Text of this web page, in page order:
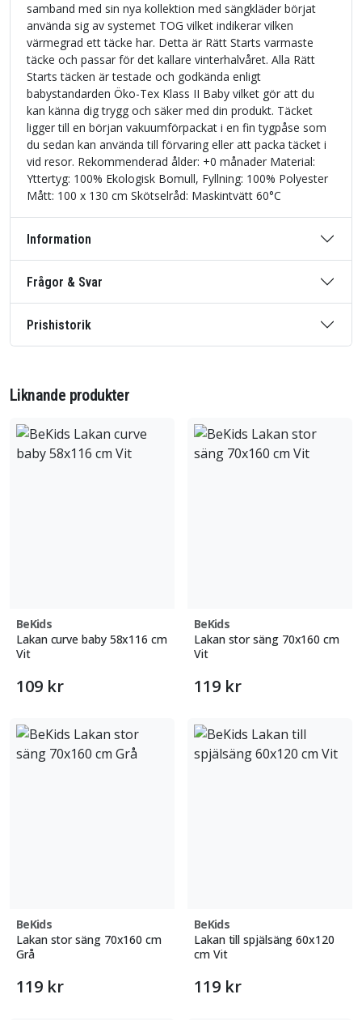
samband med sin nya kollektion med sängkläder börjat
använda sig av systemet TOG vilket indikerar vilken
värmegrad ett täcke har. Detta är Rätt Starts varmaste
täcke och passar för det kallare vinterhalvåret. Alla Rätt
Starts täcken är testade och godkända enligt
babystandarden Öko-Tex Klass II Baby vilket gör att du
kan känna dig trygg och säker med din produkt. Täcket
ligger till en början vakuumförpackat i en fin tygpåse som
du sedan kan använda till förvaring eller att packa täcket i
vid resor. Rekommenderad ålder: +0 månader Material:
Yttertyg: 100% Ekologisk Bomull, Fyllning: 100% Polyester
Mått: 100 x 130 cm Skötselråd: Maskintvätt 60°C
Information
Frågor & Svar
Prishistorik
Liknande produkter
BeKids
Lakan curve baby 58x116 cm
Vit
109 kr
BeKids
Lakan stor säng 70x160 cm
Vit
119 kr
BeKids
Lakan stor säng 70x160 cm
Grå
119 kr
BeKids
Lakan till spjälsäng 60x120
cm Vit
119 kr